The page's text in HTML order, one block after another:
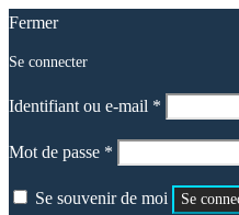
Fermer
Se connecter
Identifiant ou e-mail *
Mot de passe *
Se souvenir de moi Se